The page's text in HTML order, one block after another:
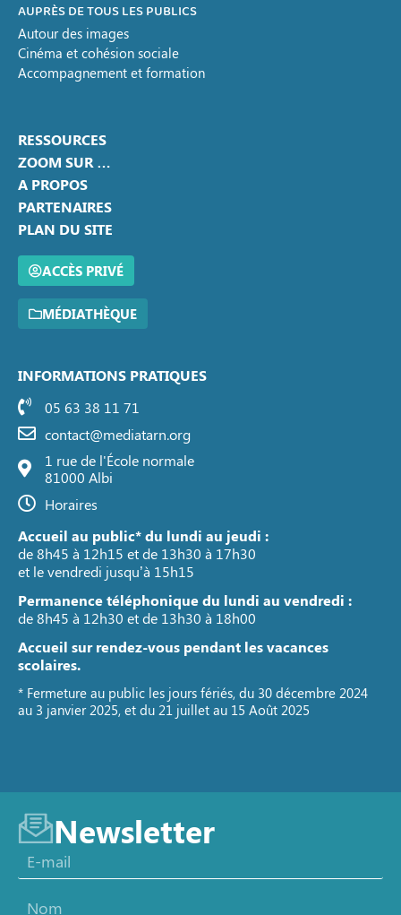
AUPRÈS DE TOUS LES PUBLICS
Autour des images
Cinéma et cohésion sociale
Accompagnement et formation
RESSOURCES
ZOOM SUR …
A PROPOS
PARTENAIRES
PLAN DU SITE
ACCÈS PRIVÉ
MÉDIATHÈQUE
INFORMATIONS PRATIQUES
05 63 38 11 71
contact@mediatarn.org
1 rue de l'École normale
81000 Albi
Horaires
Accueil au public* du lundi au jeudi :
de 8h45 à 12h15 et de 13h30 à 17h30
et le vendredi jusqu’à 15h15
Permanence téléphonique du lundi au vendredi :
de 8h45 à 12h30 et de 13h30 à 18h00
Accueil sur rendez-vous pendant les vacances
scolaires.
* Fermeture au public les jours fériés, du 30 décembre 2024
au 3 janvier 2025, et du 21 juillet au 15 Août 2025
Newsletter